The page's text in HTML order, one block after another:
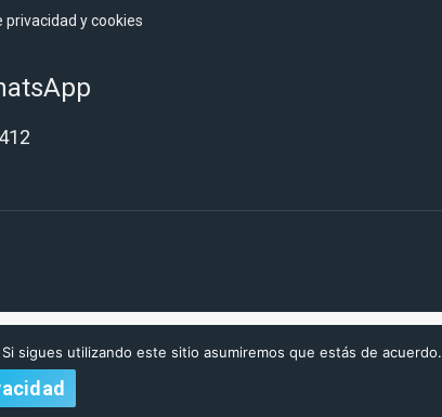
privacidad y cookies
sigues utilizando este sitio asumiremos que estás de acuerdo.